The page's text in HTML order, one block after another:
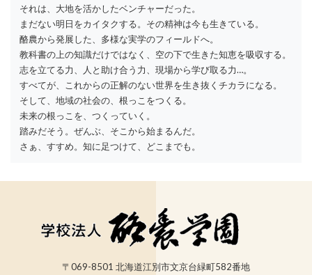
それは、大地を活かしたベンチャーだった。
まだない明日をカイタクする。その精神は今も生きている。
酪農から発展した、多様な実学のフィールドへ。
教科書の上の知識だけではなく、空の下で生きた知恵を吸収する。
志を立てる力、人と助け合う力、現場から学び取る力…。
すべてが、これからの正解のない世界を生き抜くチカラになる。
そして、地域の社会の、根っこをつくる。
未来の根っこを、つくっていく。
踏みだそう。ぜんぶ、そこから始まるんだ。
さぁ、すすめ。知に足つけて、どこまでも。
〒069-8501 北海道江別市文京台緑町582番地